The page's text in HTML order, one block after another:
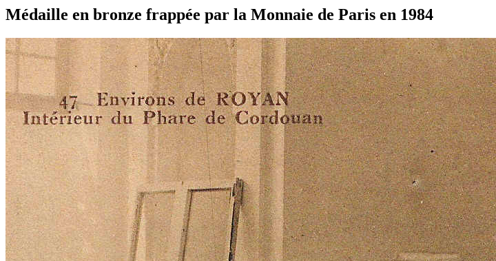
Médaille en bronze frappée par la Monnaie de Paris en 1984